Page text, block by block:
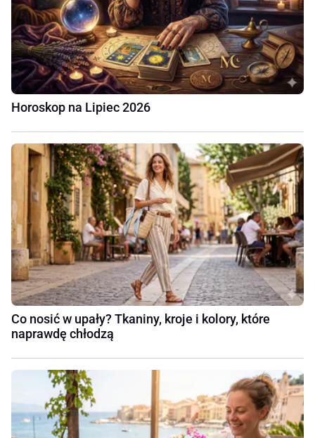
Horoskop na Lipiec 2026
Co nosić w upały? Tkaniny, kroje i kolory, które
naprawdę chłodzą